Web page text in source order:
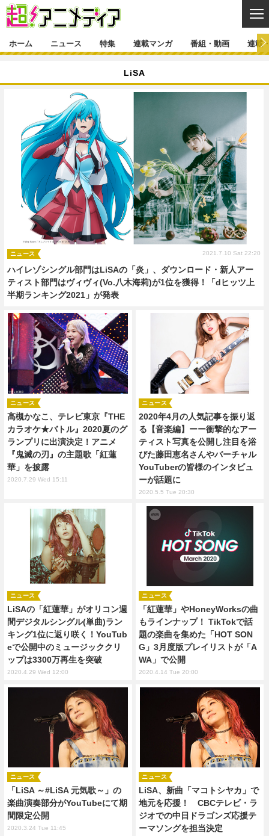
ニュース一覧 アニメ
ゲーム・アプリ
映画 音楽
グッズ イベント
声優 コスプレ
舞台 新帝スタ
特集一覧
インタビュー レポート
ラキりす
連載マンガ
連載マンガ一覧 連載一覧
番組・動画
番組・動画一覧 ラジオ
動画
連載・ブログ
連載・ブログ一覧 コラム
編集部ブログ・お知らせ
ホーム ニュース 特集 連載マンガ 番組・動画 連載
LiSA
ハイレゾシングル部門はLiSAの「炎」、ダウンロード・新人アー
ティスト部門はヴィヴィ(Vo.八木海莉)が1位を獲得！「dヒッツ上
半期ランキング2021」が発表
ニュース 2021.7.10 Sat 22:20
高槻かなこ、テレビ東京『THE
カラオケ★バトル』2020夏のグ
ランプリに出演決定！アニメ
『鬼滅の刃』の主題歌「紅蓮
華」を披露
ニュース
2020.7.29 Wed 15:11
2020年4月の人気記事を振り返
る【音楽編】ーー衝撃的なアー
ティスト写真を公開し注目を浴
びた藤田恵名さんやバーチャル
YouTuberの皆様のインタビュ
ーが話題に
ニュース
2020.5.5 Tue 20:30
LiSAの「紅蓮華」がオリコン週
間デジタルシングル(単曲)ラン
キング1位に返り咲く！YouTub
eで公開中のミュージッククリ
ップは3300万再生を突破
ニュース
2020.4.29 Wed 12:00
「紅蓮華」やHoneyWorksの曲
もラインナップ！ TikTokで話
題の楽曲を集めた「HOT SON
G」3月度版プレイリストが「A
WA」で公開
ニュース
2020.4.14 Tue 20:00
「LiSA ～#LiSA 元気歌～」の
楽曲演奏部分がYouTubeにて期
間限定公開
ニュース
2020.3.24 Tue 11:45
LiSA、新曲「マコトシヤカ」で
地元を応援！ CBCテレビ・ラ
ジオでの中日ドラゴンズ応援テ
ーマソングを担当決定
ニュース